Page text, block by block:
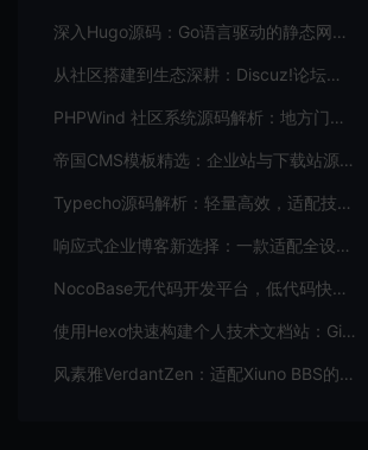
深入Hugo源码：Go语言驱动的静态网站生成器核心解析
从社区搭建到生态深耕：Discuz!论坛源码的进阶价值
PHPWind 社区系统源码解析：地方门户与论坛的技术实现
帝国CMS模板精选：企业站与下载站源码全解析
Typecho源码解析：轻量高效，适配技术博主的个人博客首选
响应式企业博客新选择：一款适配全设备的WordPress主题源码
NocoBase无代码开发平台，低代码快速搭建应用，支持自定义工作流
使用Hexo快速构建个人技术文档站：GitHub Pages托管全攻略
风素雅VerdantZen：适配Xiuno BBS的现代化主题源码解析与体验优化